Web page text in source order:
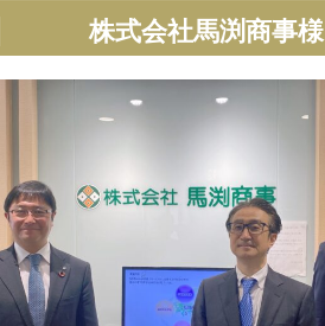
株式会社馬渕商事様